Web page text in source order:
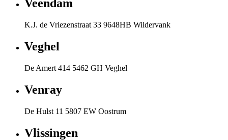
Veendam
K.J. de Vriezenstraat 33 9648HB Wildervank
Veghel
De Amert 414 5462 GH Veghel
Venray
De Hulst 11 5807 EW Oostrum
Vlissingen